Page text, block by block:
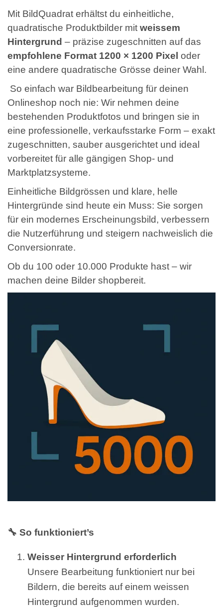
Mit BildQuadrat erhältst du einheitliche,
quadratische Produktbilder mit weissem
Hintergrund – präzise zugeschnitten auf das
empfohlene Format 1200 × 1200 Pixel oder
eine andere quadratische Grösse deiner Wahl.
So einfach war Bildbearbeitung für deinen
Onlineshop noch nie: Wir nehmen deine
bestehenden Produktfotos und bringen sie in
eine professionelle, verkaufsstarke Form – exakt
zugeschnitten, sauber ausgerichtet und ideal
vorbereitet für alle gängigen Shop- und
Marktplatzsysteme.
Einheitliche Bildgrössen und klare, helle
Hintergründe sind heute ein Muss: Sie sorgen
für ein modernes Erscheinungsbild, verbessern
die Nutzerführung und steigern nachweislich die
Conversionrate.
Ob du 100 oder 10.000 Produkte hast – wir
machen deine Bilder shopbereit.
🔧 So funktioniert’s
Weisser Hintergrund erforderlich
Unsere Bearbeitung funktioniert nur bei
Bildern, die bereits auf einem weissen
Hintergrund aufgenommen wurden.